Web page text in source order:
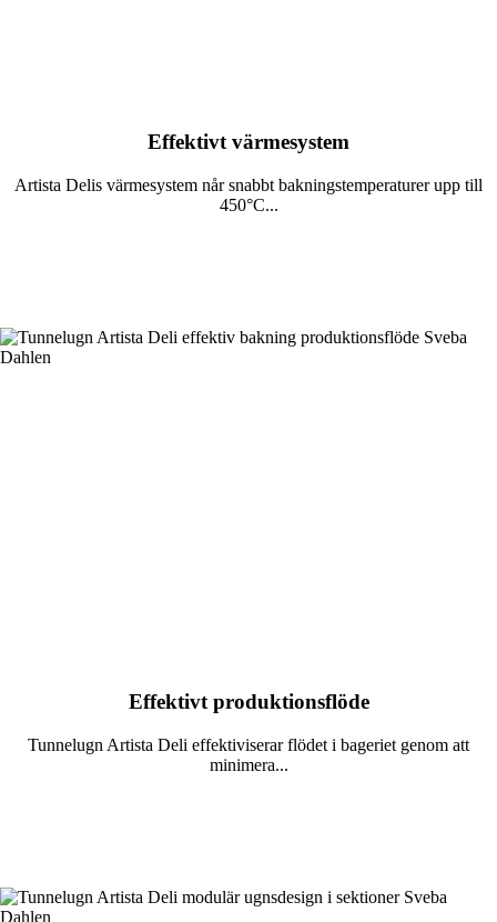
Effektivt värmesystem
Artista Delis värmesystem når snabbt bakningstemperaturer upp till
450°C...
Effektivt produktionsflöde
Tunnelugn Artista Deli effektiviserar flödet i bageriet genom att
minimera...